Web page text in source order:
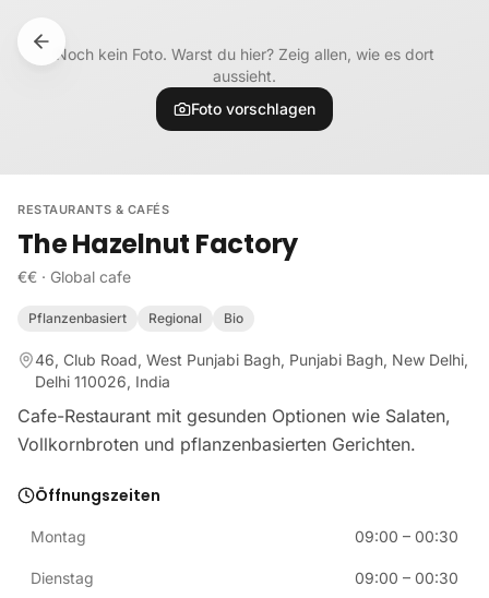
Noch kein Foto. Warst du hier? Zeig allen, wie es dort
aussieht.
Foto vorschlagen
RESTAURANTS & CAFÉS
The Hazelnut Factory
€€ · Global cafe
Pflanzenbasiert Regional Bio
46, Club Road, West Punjabi Bagh, Punjabi Bagh, New Delhi,
Delhi 110026, India
Cafe-Restaurant mit gesunden Optionen wie Salaten,
Vollkornbroten und pflanzenbasierten Gerichten.
Öffnungszeiten
Montag 09:00 – 00:30
Dienstag 09:00 – 00:30